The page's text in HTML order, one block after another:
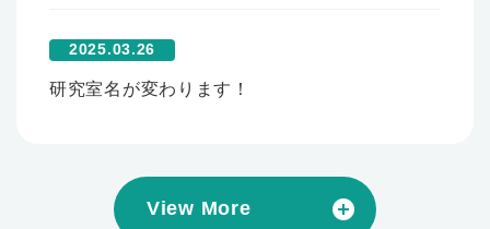
2025.03.26
研究室名が変わります！
View More